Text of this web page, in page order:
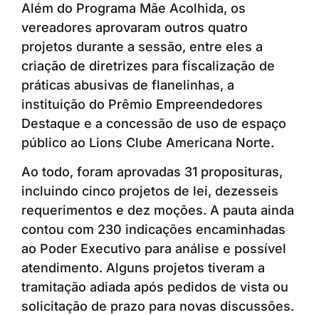
Além do Programa Mãe Acolhida, os
vereadores aprovaram outros quatro
projetos durante a sessão, entre eles a
criação de diretrizes para fiscalização de
práticas abusivas de flanelinhas, a
instituição do Prêmio Empreendedores
Destaque e a concessão de uso de espaço
público ao Lions Clube Americana Norte.
Ao todo, foram aprovadas 31 proposituras,
incluindo cinco projetos de lei, dezesseis
requerimentos e dez moções. A pauta ainda
contou com 230 indicações encaminhadas
ao Poder Executivo para análise e possível
atendimento. Alguns projetos tiveram a
tramitação adiada após pedidos de vista ou
solicitação de prazo para novas discussões.